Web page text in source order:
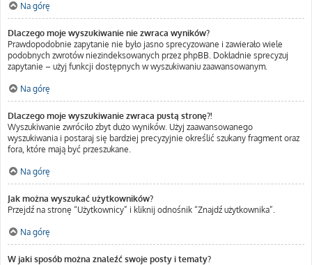
Na górę
Dlaczego moje wyszukiwanie nie zwraca wyników?
Prawdopodobnie zapytanie nie było jasno sprecyzowane i zawierało wiele
podobnych zwrotów niezindeksowanych przez phpBB. Dokładnie sprecyzuj
zapytanie – użyj funkcji dostępnych w wyszukiwaniu zaawansowanym.
Na górę
Dlaczego moje wyszukiwanie zwraca pustą stronę?!
Wyszukiwanie zwróciło zbyt dużo wyników. Użyj zaawansowanego
wyszukiwania i postaraj się bardziej precyzyjnie określić szukany fragment oraz
fora, które mają być przeszukane.
Na górę
Jak można wyszukać użytkowników?
Przejdź na stronę “Użytkownicy” i kliknij odnośnik “Znajdź użytkownika”.
Na górę
W jaki sposób można znaleźć swoje posty i tematy?